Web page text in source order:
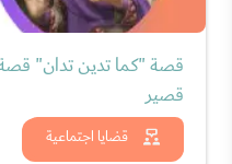
قضايا اجتماعية
قصة "كما تدين تدان" قصة
قصير
شاهد الان